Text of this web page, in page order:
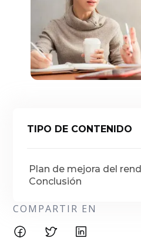
TIPO DE CONTENIDO
Plan de mejora del
Conclusión
COMPARTIR EN